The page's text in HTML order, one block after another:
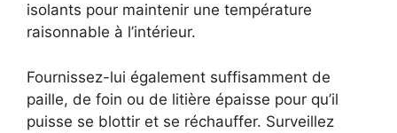
isolants pour maintenir une température
raisonnable à l’intérieur.
Fournissez-lui également suffisamment de
paille, de foin ou de litière épaisse pour qu’il
puisse se blottir et se réchauffer. Surveillez